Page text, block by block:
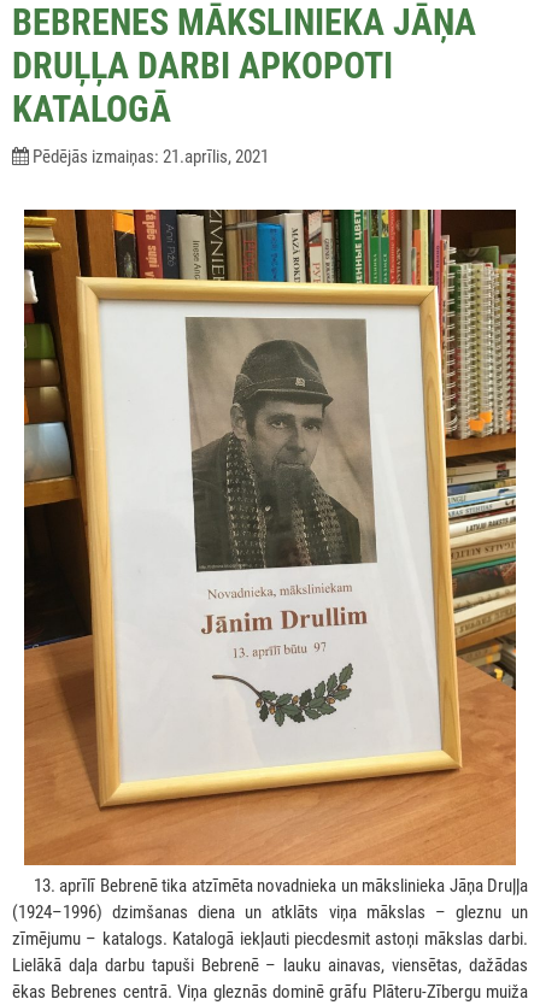
BEBRENES MĀKSLINIEKA JĀŅA
DRUĻĻA DARBI APKOPOTI
KATALOGĀ
Pēdējās izmaiņas: 21.aprīlis, 2021
13. aprīlī Bebrenē tika atzīmēta novadnieka un mākslinieka Jāņa Druļļa
(1924–1996) dzimšanas diena un atklāts viņa mākslas – gleznu un
zīmējumu – katalogs. Katalogā iekļauti piecdesmit astoņi mākslas darbi.
Lielākā daļa darbu tapuši Bebrenē – lauku ainavas, viensētas, dažādas
ēkas Bebrenes centrā. Viņa gleznās dominē grāfu Plāteru-Zībergu muiža